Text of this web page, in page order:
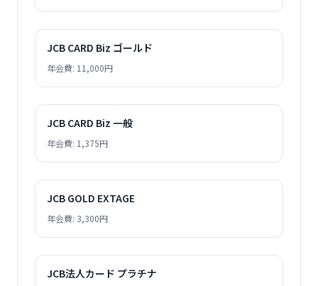
JCB CARD Biz ゴールド
年会費: 11,000円
JCB CARD Biz 一般
年会費: 1,375円
JCB GOLD EXTAGE
年会費: 3,300円
JCB法人カード プラチナ